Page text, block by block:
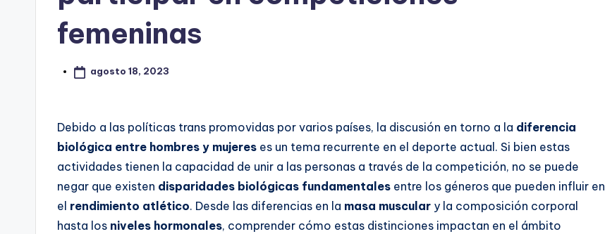
femeninas
agosto 18, 2023
Debido a las políticas trans promovidas por varios países, la discusión en torno a la diferencia
biológica entre hombres y mujeres es un tema recurrente en el deporte actual. Si bien estas
actividades tienen la capacidad de unir a las personas a través de la competición, no se puede
negar que existen disparidades biológicas fundamentales entre los géneros que pueden influir en
el rendimiento atlético. Desde las diferencias en la masa muscular y la composición corporal
hasta los niveles hormonales, comprender cómo estas distinciones impactan en el ámbito